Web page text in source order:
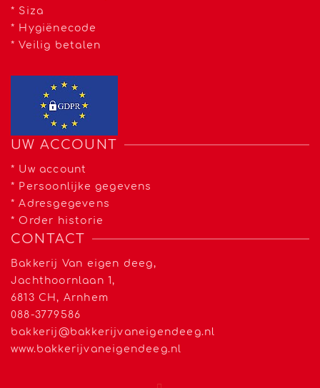
* Siza
* Hygiënecode
*Veilig betalen
UW ACCOUNT
* Uw account
* Persoonlijke gegevens
*Adresgegevens
* Order historie
CONTACT
Bakkerij Van eigen deeg,
Jachthoornlaan 1,
6813 CH, Arnhem
088-3779586
bakkerij@bakkerijvaneigendeeg.nl
www.bakkerijvaneigendeeg.nl